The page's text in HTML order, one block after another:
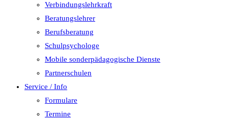
Verbindungslehrkraft
Beratungslehrer
Berufsberatung
Schulpsychologe
Mobile sonderpädagogische Dienste
Partnerschulen
Service / Info
Formulare
Termine